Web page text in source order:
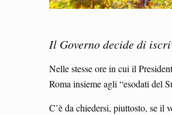
Il Governo decide di
Nelle stesse ore in cui il
Roma insieme agli “esodati del
C’è da chiedersi, piuttosto, se il